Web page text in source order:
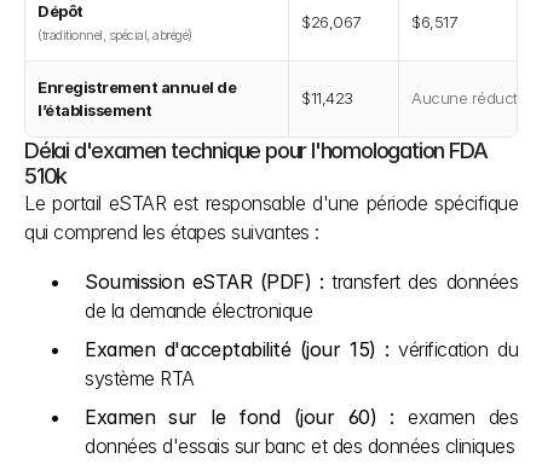
Dépôt
(traditionnel, spécial, abrégé)
$26,067 $6,517
Enregistrement annuel de
l’établissement
$11,423 Aucune réduction
Délai d'examen technique pour l'homologation FDA
510k
Le portail eSTAR est responsable d'une période spécifique
qui comprend les étapes suivantes :
Soumission eSTAR (PDF) : transfert des données
de la demande électronique
Examen d'acceptabilité (jour 15) : vérification du
système RTA
Examen sur le fond (jour 60) : examen des
données d'essais sur banc et des données cliniques